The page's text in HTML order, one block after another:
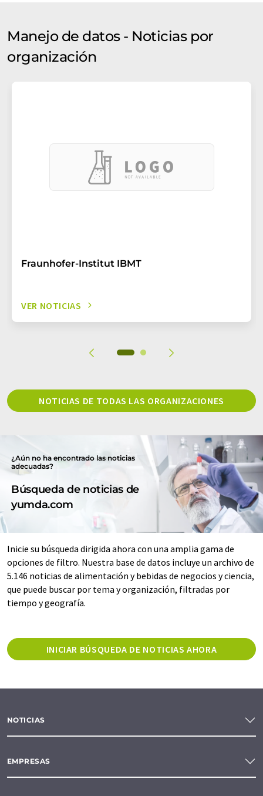
Manejo de datos - Noticias por
organización
Fraunhofer-Institut IBMT
VER NOTICIAS
NOTICIAS DE TODAS LAS ORGANIZACIONES
¿Aún no ha encontrado las noticias
adecuadas?
Búsqueda de noticias de
yumda.com
Inicie su búsqueda dirigida ahora con una amplia gama de
opciones de filtro. Nuestra base de datos incluye un archivo de
5.146 noticias de alimentación y bebidas de negocios y ciencia,
que puede buscar por tema y organización, filtradas por
tiempo y geografía.
INICIAR BÚSQUEDA DE NOTICIAS AHORA
NOTICIAS
EMPRESAS